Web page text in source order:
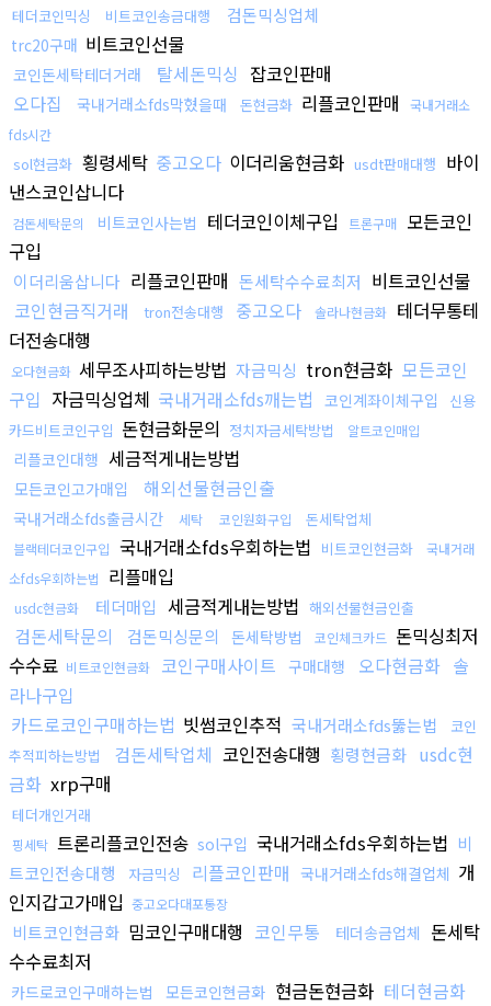
테더코인믹싱 비트코인송금대행 검돈믹싱업체
trc20구매 비트코인선물
코인돈세탁테더거래 탈세돈믹싱 잡코인판매
오다집
국내거래소fds막혔을때 돈현금화 리플코인판매
국내거래소
fds시간
sol현금화 횡령세탁 중고오다 이더리움현금화 usdt판매대행 바이
낸스코인삽니다
검돈세탁문의 비트코인사는법 테더코인이체구입 트론구매 모든코인
구입
이더리움삽니다 리플코인판매 돈세탁수수료최저 비트코인선물
코인현금직거래
tron전송대행 중고오다 솔라나현금화 테더무통테
더전송대행
오다현금화 세무조사피하는방법 자금믹싱 tron현금화 모든코인
구입 자금믹싱업체 국내거래소fds깨는법 코인계좌이체구입
신용
카드비트코인구입 돈현금화문의 정치자금세탁방법 알트코인매입
리플코인대행 세금적게내는방법
모든코인고가매입 해외선물현금인출
국내거래소fds출금시간 세탁 코인원화구입 돈세탁업체
블랙테더코인구입 국내거래소fds우회하는법 비트코인현금화
국내거래
소fds우회하는법
리플매입
usdc현금화 테더매입 세금적게내는방법 해외선물현금인출
검돈세탁문의 검돈믹싱문의 돈세탁방법 코인체크카드 돈믹싱최저
수수료 비트코인현금화 코인구매사이트 구매대행 오다현금화 솔
라나구입
카드로코인구매하는법 빗썸코인추적 국내거래소fds뚫는법
코인
추적피하는방법
검돈세탁업체 코인전송대행 횡령현금화 usdc현
금화 xrp구매
테더개인거래
핑세탁 트론리플코인전송 sol구입 국내거래소fds우회하는법 비
트코인전송대행
자금믹싱 리플코인판매 국내거래소fds해결업체 개
인지갑고가매입 중고오다대포통장
비트코인현금화 밈코인구매대행 코인무통 테더송금업체 돈세탁
수수료최저
카드로코인구매하는법 모든코인현금화 현금돈현금화 테더현금화